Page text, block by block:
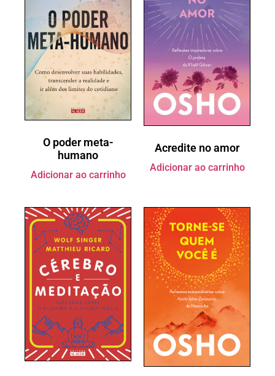
O poder meta-
humano
Adicionar ao carrinho
Acredite no amor
Adicionar ao carrinho